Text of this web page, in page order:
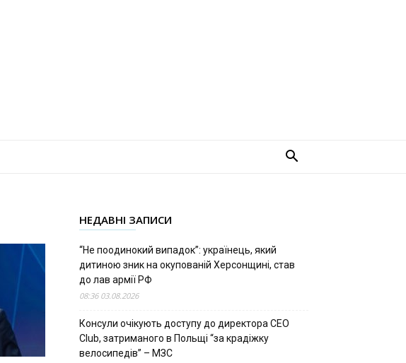
НЕДАВНІ ЗАПИСИ
“Не поодинокий випадок”: українець, який
дитиною зник на окупованій Херсонщині, став
до лав армії РФ
08:36 03.08.2026
Консули очікують доступу до директора CEO
Club, затриманого в Польщі “за крадіжку
велосипедів” – МЗС